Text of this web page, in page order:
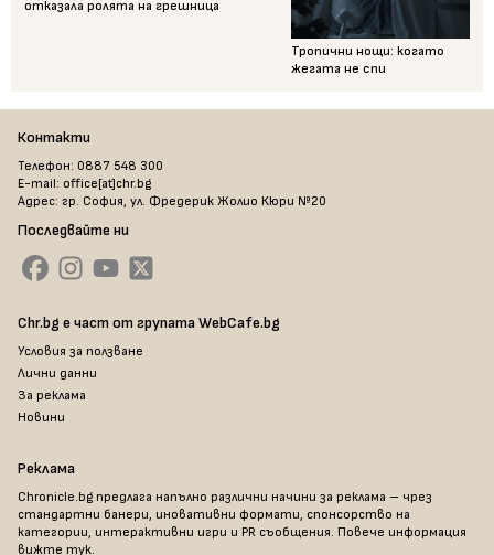
отказала ролята на грешница
Тропични нощи: когато
жегата не спи
Контакти
Телефон: 0887 548 300
E-mail: office[at]chr.bg
Адрес: гр. София, ул. Фредерик Жолио Кюри №20
Последвайте ни
Chr.bg е част от групата WebCafe.bg
Условия за ползване
Лични данни
За реклама
Новини
Реклама
Chronicle.bg предлага напълно различни начини за реклама – чрез
стандартни банери, иновативни формати, спонсорство на
категории, интерактивни игри и PR съобщения. Повече информация
вижте тук.